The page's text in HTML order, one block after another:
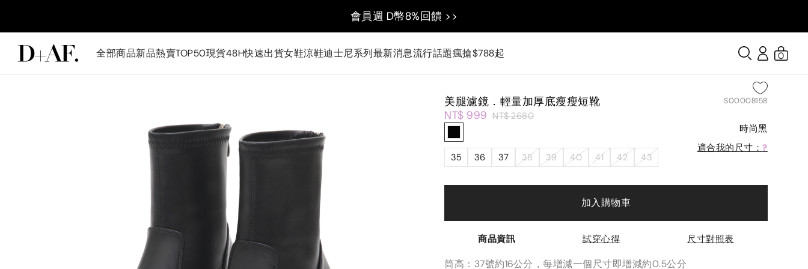
會員週 D幣8%回饋 >>
全部商品新品熱賣TOP50現貨48H快速出貨女鞋涼鞋迪士尼系列最新消息流行話題瘋搶$788起 0
美腿濾鏡．輕量加厚底瘦瘦短靴 S00008158
NT$ 999 NT$ 2680
時尚黑
35 36 37 38 39 40 41 42 43
適合我的尺寸：?
加入購物車
商品資訊 試穿心得 尺寸對照表
筒高：37號約16公分，每增減一個尺寸即增減約0.5公分